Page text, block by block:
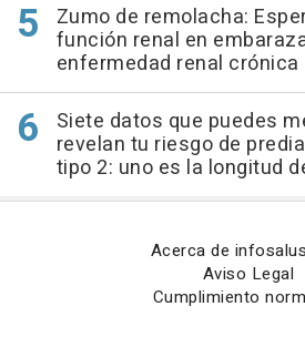
Zumo de remolacha:
función renal en
enfermedad renal crónica
Siete datos que puedes
revelan tu riesgo de
tipo 2: uno es la longitud
Acerca de
Aviso Legal
Cumplimiento